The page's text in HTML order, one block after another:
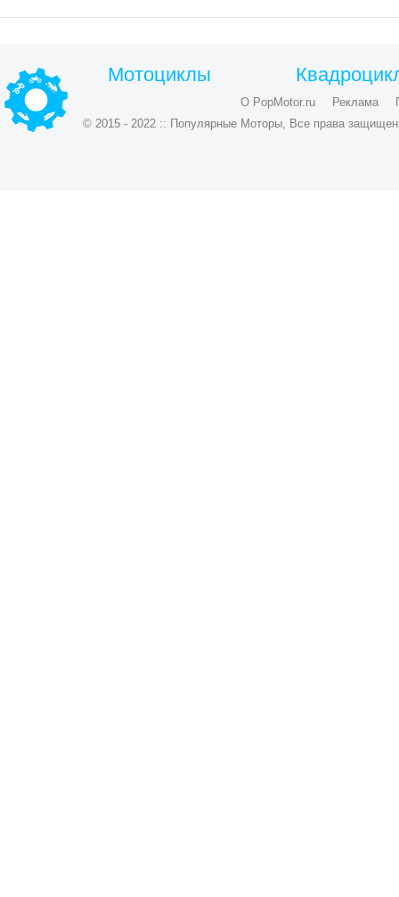
Мотоциклы
О PopMotor.ru Реклама
© 2015 - 2022 :: Популярные Моторы, Все права